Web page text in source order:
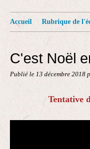
Accueil Rubrique de
C'est Noël
Publié le 13 décembre 2018
Tentative